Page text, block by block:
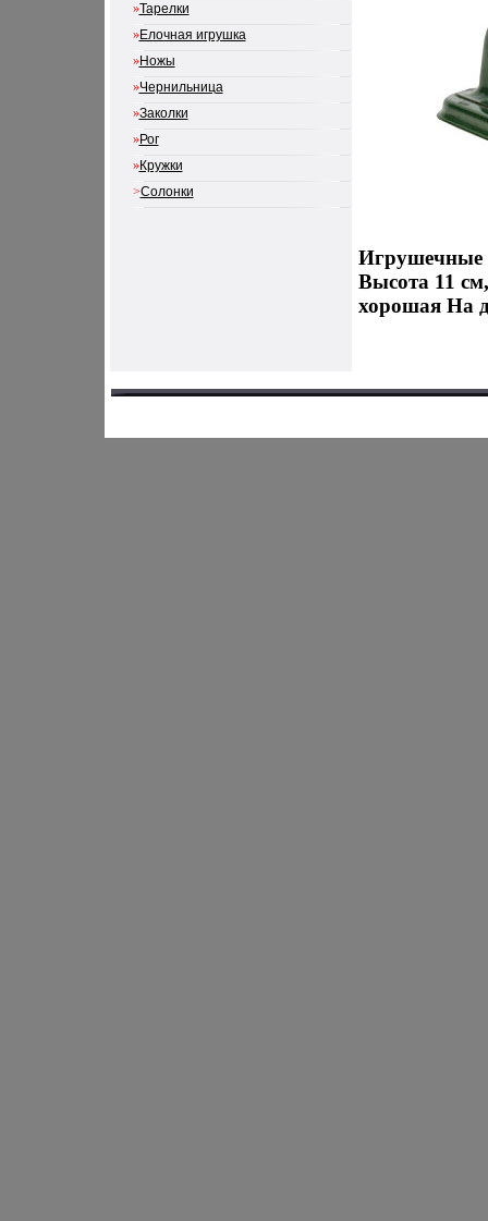
»Тарелки
»Елочная игрушка
»Ножы
»Чернильница
»Заколки
»Рог
»Кружки
>Солонки
Игрушечные
Высота 11
хорошая На